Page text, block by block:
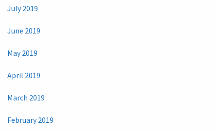
July 2019
June 2019
May 2019
April 2019
March 2019
February 2019